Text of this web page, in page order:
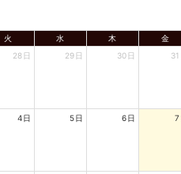
火 水 木 金
28日 29日 30日 31
4日 5日 6日 7